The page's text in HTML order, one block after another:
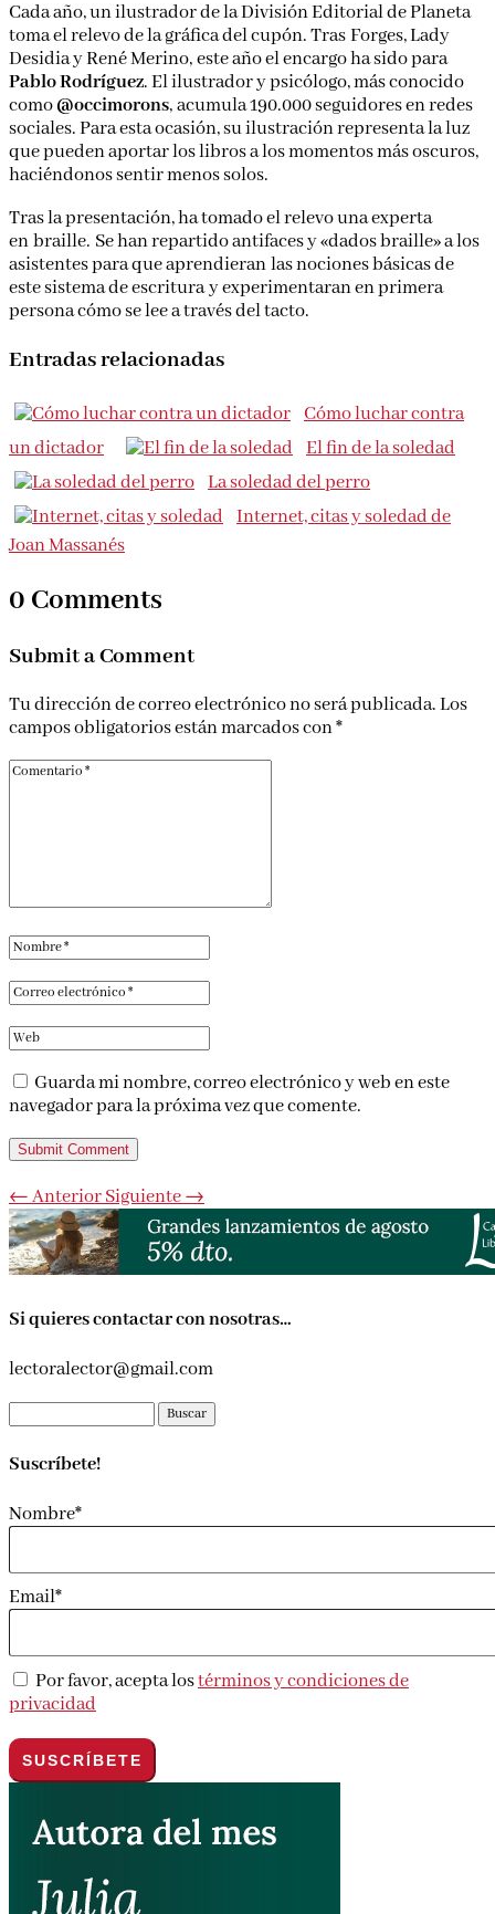
Cada año, un ilustrador de la División Editorial de Planeta
toma el relevo de la gráfica del cupón. Tras Forges, Lady
Desidia y René Merino, este año el encargo ha sido para
Pablo Rodríguez. El ilustrador y psicólogo, más conocido
como@occimorons, acumula 190.000 seguidores en redes
sociales. Para esta ocasión, su ilustración representa la luz
que pueden aportar los libros a los momentos más oscuros,
haciéndonos sentir menos solos.
Tras la presentación, ha tomado el relevo una experta
en braille. Se han repartido antifaces y «dados braille» a los
asistentes para que aprendieran las nociones básicas de
este sistema de escritura y experimentaran en primera
persona cómo se lee a través del tacto.
Entradas relacionadas
Cómo luchar contra
un dictador
El fin de la soledad
La soledad del perro
Internet, citas y soledad de
Joan Massanés
0 Comments
Submit a Comment
Tu dirección de correo electrónico no será publicada.Los
campos obligatorios están marcados con*
Guarda mi nombre, correo electrónico y web en este
navegador para la próxima vez que comente.
Submit Comment
←AnteriorSiguiente→
Si quieres contactar con nosotras…
lectoralector@gmail.com
Suscríbete!
Nombre*
Email*
Por favor, acepta lostérminos y condiciones de
privacidad